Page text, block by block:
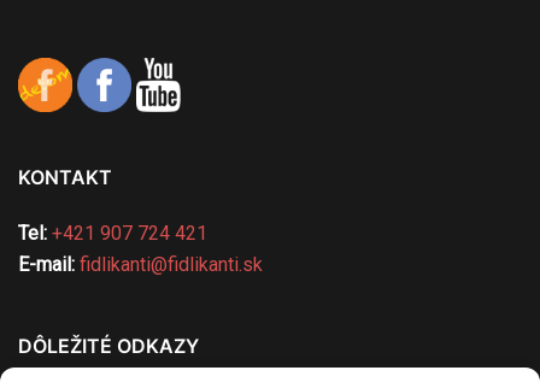
KONTAKT
Tel: +421 907 724 421
E-mail: fidlikanti@fidlikanti.sk
DÔLEŽITÉ ODKAZY